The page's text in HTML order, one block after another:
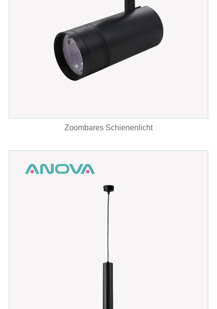
Zoombares Schienenlicht